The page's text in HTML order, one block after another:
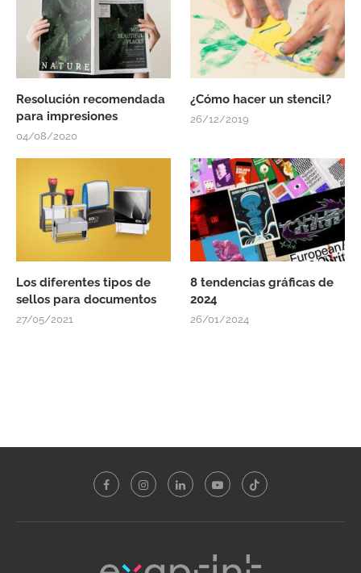
Resolución recomendada
para impresiones
04/08/2020
¿Cómo hacer un stencil?
26/12/2019
Los diferentes tipos de
sellos para documentos
27/05/2021
8 tendencias gráficas de
2024
26/01/2024